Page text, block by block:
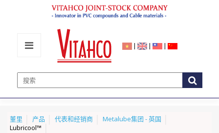
| | |
董里 产品 代表和经销商
Metalube集团 - 英国
Lubricool™